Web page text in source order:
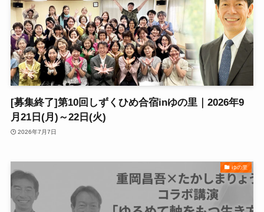
[募集終了]第10回しずくひめ合宿inゆの里｜2026年9
月21日(月)～22日(火)
2026年7月7日
ゆの里